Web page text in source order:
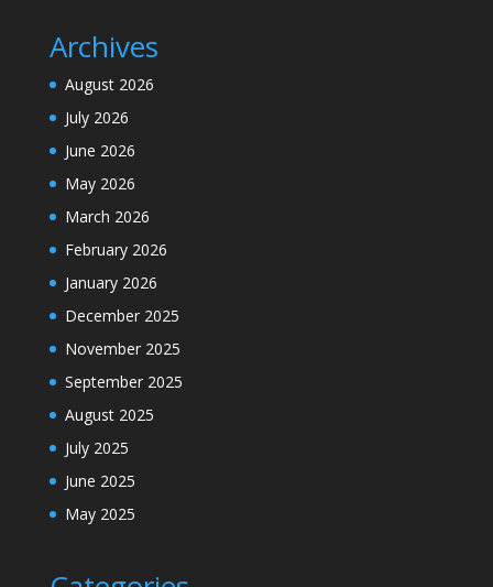
Archives
August 2026
July 2026
June 2026
May 2026
March 2026
February 2026
January 2026
December 2025
November 2025
September 2025
August 2025
July 2025
June 2025
May 2025